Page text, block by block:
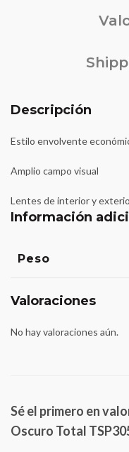
Descripción
Estilo envolvente
Amplio campo visual
Lentes de interior y
Información
Peso
Valoraciones
No hay valoraciones aún.
Sé el primero en
Oscuro Total